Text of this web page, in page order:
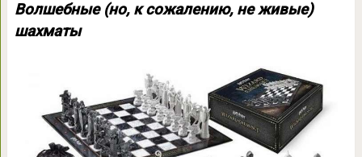
Волшебные (но, к сожалению, не живые)
шахматы